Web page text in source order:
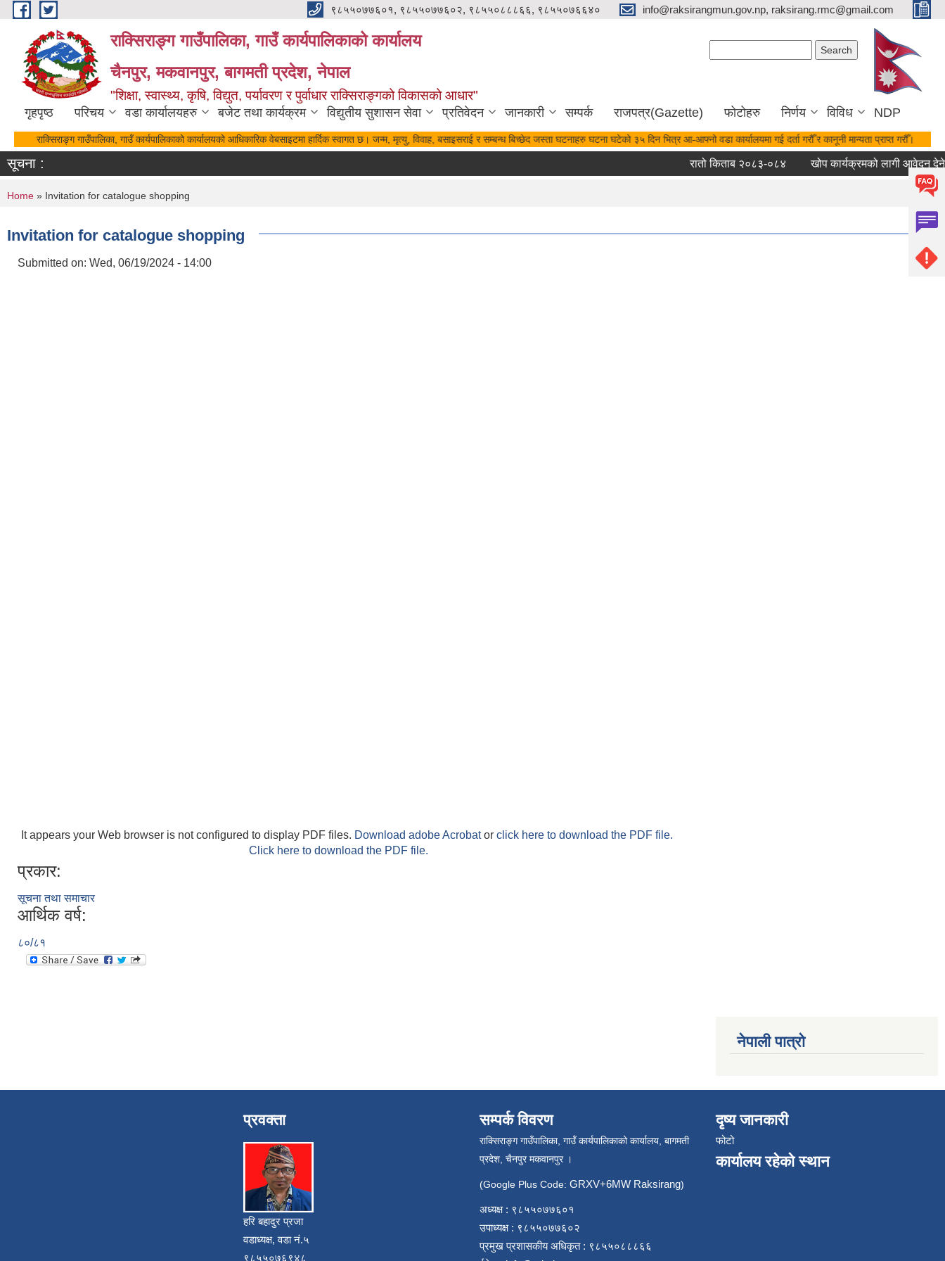
Skip to main content ९८५५०७७६०१, ९८५५०७७६०२, ९८५५०८८८६६, ९८५५०७६६४० info@raksirangmun.gov.np, raksirang.rmc@gmail.com
राक्सिराङ्ग गाउँपालिका, गाउँ कार्यपालिकाको कार्यालय
चैनपुर, मकवानपुर, बागमती प्रदेश, नेपाल
"शिक्षा, स्वास्थ्य, कृषि, विद्युत, पर्यावरण र पुर्वाधार राक्सिराङ्गको विकासको आधार"
गृहपृष्ठ परिचय वडा कार्यालयहरु बजेट तथा कार्यक्रम विद्युतीय सुशासन सेवा प्रतिवेदन जानकारी सम्पर्क राजपत्र(Gazette) फोटोहरु निर्णय विविध NDP
राक्सिराङ्ग गाउँपालिका, गाउँ कार्यपालिकाको कार्यालयको आधिकारिक वेबसाइटमा हार्दिक स्वागत छ। जन्म, मृत्यु, विवाह, बसाइसराई र सम्बन्ध बिच्छेद जस्ता घटनाहरु घटना घटेको ३५ दिन भित्र आ-आफ्नो वडा कार्यालयमा गई दर्ता गरौँ र कानूनी मान्यता प्राप्त गरौँ।
सूचना : रातो किताब २०८३-०८४ खोप कार्यक्रमको लागी आवेदन देने
You are here
Home » Invitation for catalogue shopping
Invitation for catalogue shopping
Submitted on: Wed, 06/19/2024 - 14:00
It appears your Web browser is not configured to display PDF files. Download adobe Acrobator click here to download the PDF file.
Click here to download the PDF file.
प्रकार:
सूचना तथा समाचार
आर्थिक वर्ष:
८०/८१
नेपाली पात्रो
प्रवक्ता
हरि बहादुर प्रजा
वडाध्यक्ष, वडा नं.५
९८५५०७६९४८
सम्पर्क विवरण
राक्सिराङ्ग गाउँपालिका, गाउँ कार्यपालिकाको कार्यालय, बागमती
प्रदेश, चैनपुर मकवानपुर ।
(Google Plus Code: GRXV+6MW Raksirang)
अध्यक्ष : ९८५५०७७६०१
उपाध्यक्ष : ९८५५०७७६०२
प्रमुख प्रशासकीय अधिकृत : ९८५५०८८८६६
दृष्य जानकारी
फोटो
कार्यालय रहेको स्थान